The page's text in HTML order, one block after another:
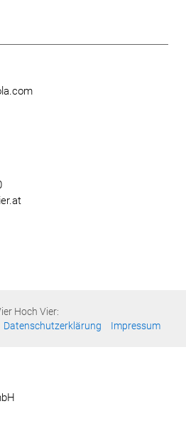
Hoch Vier:
Datenschutzerklärung Impressum